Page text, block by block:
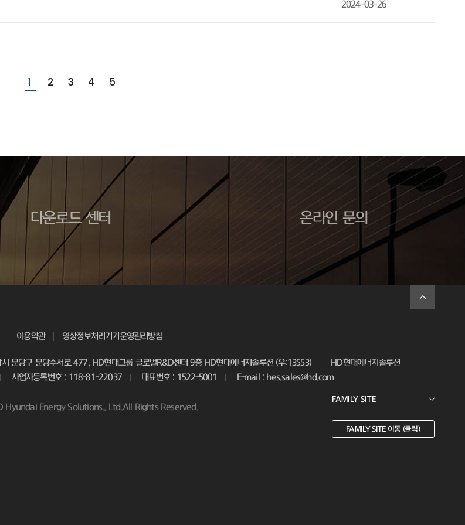
2024-03-26
1 2 3 4 5
다운로드 센터 온라인 문의
이용약관 영상정보처리기기운영관리방침
시 분당구 분당수서로 477, HD현대그룹 글로벌R&D센터 9층 HD현대에너지솔루션 (우:13553)
HD현대에너지솔루션
사업자등록번호 : 118-81-22037 대표번호 : 1522-5001 E-mail : hes.sales@hd.com
Energy Solutions., Ltd.All Rights Reserved.
FAMILY SITE 이동 (클릭)